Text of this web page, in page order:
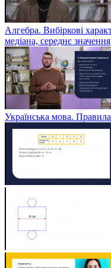
Алгебра. Вибіркові
медіана, середнє значення
Українська мова.